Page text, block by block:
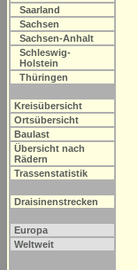
Saarland
Sachsen
Sachsen-Anhalt
Schleswig-
Holstein
Thüringen
Kreisübersicht
Ortsübersicht
Baulast
Übersicht nach
Rädern
Trassenstatistik
Draisinenstrecken
Europa
Weltweit